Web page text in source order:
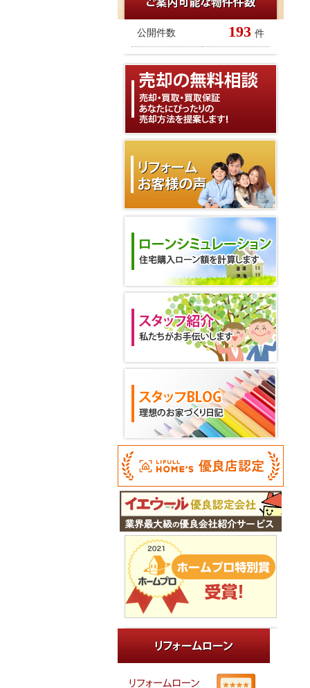
公開件数 193 件